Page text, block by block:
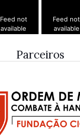
Feed not
available
Feed not
available
Parceiros